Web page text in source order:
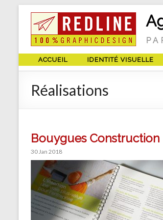
ACCUEIL IDENTITÉ VISUELLE
Réalisations
Bouygues
30 Jan 2018